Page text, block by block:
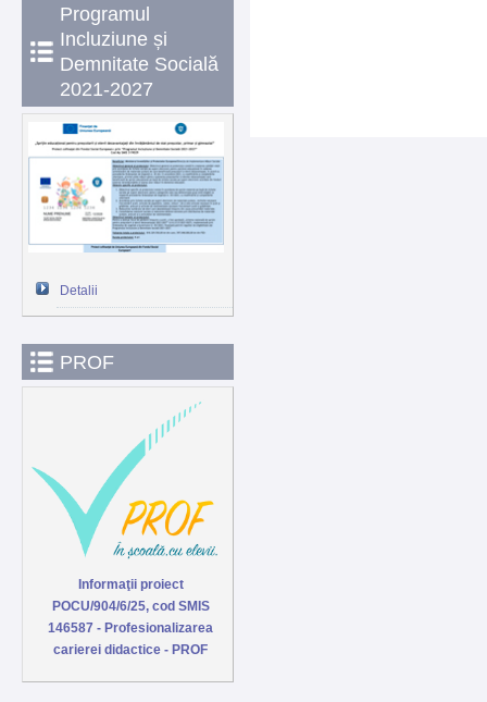
Programul
Incluziune și
Demnitate Socială
2021-2027
Detalii
PROF
Informaţii proiect
POCU/904/6/25, cod SMIS
146587 - Profesionalizarea
carierei didactice - PROF